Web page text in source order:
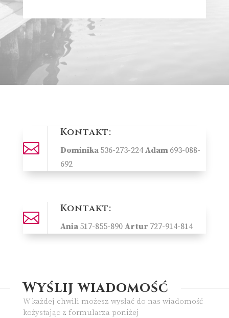

Kontakt:
Dominika 536-273-224 Adam 693-088-
692

Kontakt:
Ania 517-855-890 Artur 727-914-814
Wyślij wiadomość
W każdej chwili możesz wysłać do nas wiadomość
kożystając z formularza poniżej